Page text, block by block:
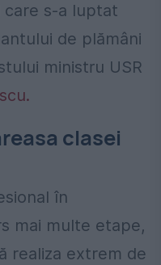
care s-a luptat
de plămâni
ministru USR
clasei
în
mai multe etape,
realiza extrem de